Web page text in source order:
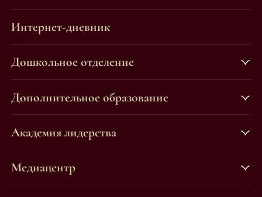
Интернет-дневник
Дошкольное отделение
Дополнительное образование
Академия лидерства
Медиацентр